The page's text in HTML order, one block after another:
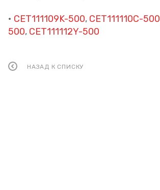
• CET111109K-500, CET111110C-500
500, CET111112Y-500
НАЗАД К СПИСКУ